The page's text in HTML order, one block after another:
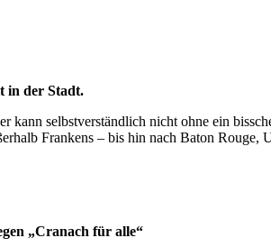
in der Stadt.
selbstverständlich nicht ohne ein
Frankens – bis hin nach Baton Rouge,
„Cranach für alle“